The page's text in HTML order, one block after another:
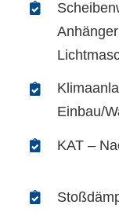
Einbau/
KAT –